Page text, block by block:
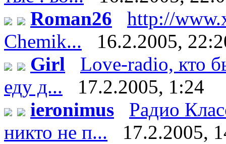
Roman26
http://
Chemik...
16.2.2005,
Girl
Love-radio, кто
еду д...
17.2.2005, 1:24
ieronimus
Радио
никто не п...
17.2.2005,